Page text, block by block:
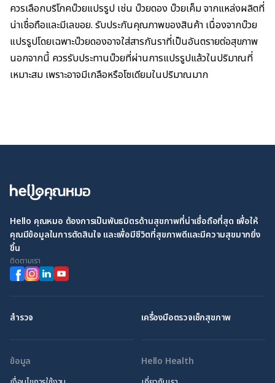
ควรเลือกบริโภคบ๊วยแปรรูป เช่น บ๊วยดอง บ๊วยเค็ม จากแหล่งผลิตที่
น่าเชื่อถือและมีเลขอย. รับประกันคุณภาพของสินค้า เนื่องจากบ๊วย
แปรรูปโดยเฉพาะบ๊วยดองอาจใส่สารกันราที่เป็นอันตรายต่อสุขภาพ
นอกจากนี้ ควรรับประทานบ๊วยที่ผ่านการแปรรูปแล้วในปริมาณที่
เหมาะสม เพราะอาจมีเกลือหรือโซเดียมในปริมาณมาก
Hello คุณหมอ ต้องการเป็นพันธมิตรด้านสุขภาพที่น่าเชื่อถือที่สุด เพื่อให้
คุณมีข้อมูลในการตัดสินใจ และเพื่อมีชีวิตที่สุขภาพดีและมีความสุขมากยิ่ง
ขึ้น
ติดตามเรา
สำรวจ เครื่องมือตรวจเช็กสุขภาพ
ข้อมูล
Hello Health